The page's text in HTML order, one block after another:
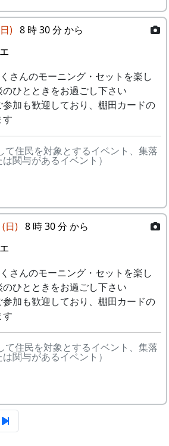
”が曲をつけてくれて、兵庫県
ート（収穫日に田んぼでライ
なで歌った思い出の楽曲で
でオリジナル曲を披露・演奏
。
してきましたが、その中でも、
濃く出した曲です。
”と“太陽の光”が、私達の命を
実感させられた「里山のよきイ
（ポン四郎）
棚⽥の秋〜 穫れたての
美の
メシアとポン四郎バン
ド
すぱ
聴く
リアルキャンディーズ
う
MASA BAND
苔星バンド
ってい
る
ンド・
フォー
エバー
収穫の
秋に
1999 2001
帰って
静かに
時は…
1999 2001
ン四郎バ
棚⽥の
1999 2002
ン四郎バ
ふるさ
と加美
1999 2000
) 8 時 30 分 から
さんのモーニング・セットを楽し
ひとときをお過ごし下さい
加も歓迎しており、棚田カードの
す
て住民を対象とするイベント、集落
関与があるイベント）
(日) 8 時 30 分 から
さんのモーニング・セットを楽し
ひとときをお過ごし下さい
加も歓迎しており、棚田カードの
す
て住民を対象とするイベント、集落
関与があるイベント）